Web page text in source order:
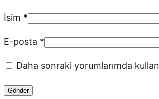
İsim *
E-posta *
Daha sonraki yorumlarımda